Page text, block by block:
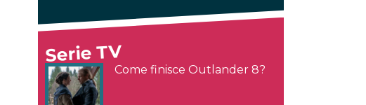
Serie TV
Come finisce Outlander 8?